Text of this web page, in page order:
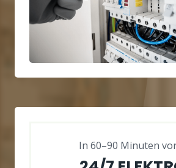
In 60–90 Minuten